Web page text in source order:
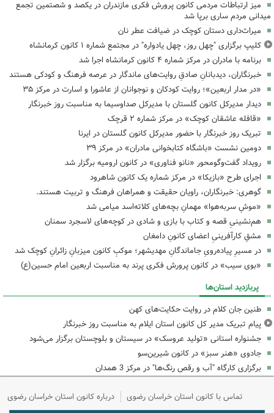
میز ارتباطات مردمی کانون پرورش فکری مازندران در یکصد و شصتمین تجمع
میدانی مردم ساری برپا شد
میراث‌داری دستان کوچک در ضیافت عطر نان
کلیپ برگزاری "چهل روز، چهل یادواره" در مجتمع شماره ۱ کانون کرمانشاه
برنامه با مادران در مرکز شماره ۴ کانون کرمانشاه اجرا شد
خبرنگاران، دیدبانانِ صادقِ روایت‌های ماندگار در عرصه فرهنگ و کودکی هستند
«در مدار اربعین»؛ روایت کودکان و نوجوانان از عاشورا و اسارت در مرکز ۳۵
دیدار مدیرکل کانون گلستان با مدیرکل صداوسیما به مناسبت روز خبرنگار
«قافله عاشقان کوچک» در مرکز شماره ۲ قرچک
تبریک روز خبرنگار با حضور مدیرکل کانون گلستان در ایرنا
دومین نشست «باشگاه کتابخوانی مادران» در مرکز ۳۹
رویداد گفت‌وگومحور «نانو فناوری» در کانون ارومیه برگزار شد
اجرای طرح «بازیکا» در مرکز شماره یک کانون شاهرود
گوهری: خبرنگاران، راویان حقیقت و همراهان فرهنگ و تربیت هستند.
«موشِ سربه‌هوا» مهمانِ بچه‌های کلاته‌اسد میامی شد
هم‌نشینیِ قصه و کتاب با بازی و شادی در کوچه‌های لاسجرد سمنان
مشقِ کارآفرینیِ اعضای کانونِ دامغان
در مسیرِ پیاده‌رویِ جاماندگانِ مهدیشهر؛ موکبِ کانون میزبانِ زائرانِ کوچک شد
«بوی سیب» در کانون پرورش فکری پرند به مناسبت اربعین امام حسین(ع)
پربازدید استان‌ها
طنین جان کلام در روایت حکایت‌های کهن
پیام تبریک مدیر کل کانون استان ایلام به مناسبت روز خبرنگار
جشنواره استانی «تولید عروسک» در سیستان و بلوچستان برگزار می‌شود
جادوی «هنر سبز» در کانون شیرین‌سو
برگزاری کارگاه "آب و رقص رنگ‌ها" در مرکز 3 همدان
تماس با کانون استان خراسان رضوی درباره کانون استان خراسان رضوی